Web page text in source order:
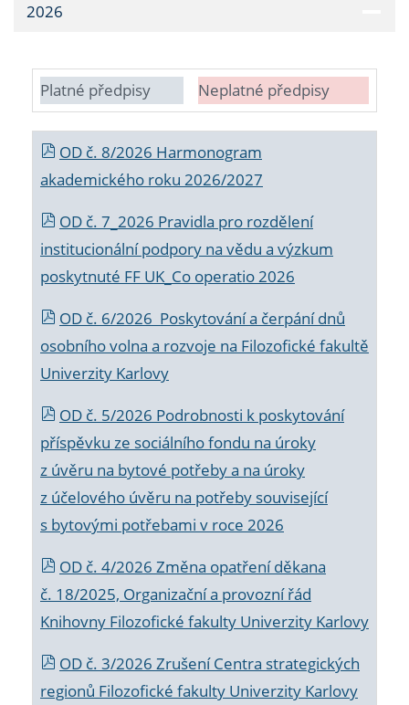
2026
Platné předpisy Neplatné předpisy
OD č. 8/2026 Harmonogram
akademického roku 2026/2027
OD č. 7_2026 Pravidla pro rozdělení
institucionální podpory na vědu a výzkum
poskytnuté FF UK_Co operatio 2026
OD č. 6/2026 Poskytování a čerpání dnů
osobního volna a rozvoje na Filozofické fakultě
Univerzity Karlovy
OD č. 5/2026 Podrobnosti k poskytování
příspěvku ze sociálního fondu na úroky
z úvěru na bytové potřeby a na úroky
z účelového úvěru na potřeby související
s bytovými potřebami v roce 2026
OD č. 4/2026 Změna opatření děkana
č. 18/2025, Organizační a provozní řád
Knihovny Filozofické fakulty Univerzity Karlovy
OD č. 3/2026 Zrušení Centra strategických
regionů Filozofické fakulty Univerzity Karlovy